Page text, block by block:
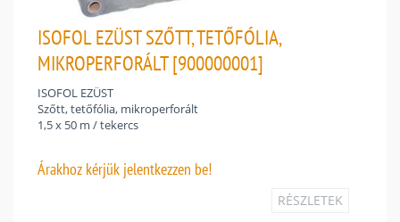
ISOFOL EZÜST SZŐTT, TETŐFÓLIA,
MIKROPERFORÁLT [900000001]
ISOFOL EZÜST
Szőtt, tetőfólia, mikroperforált
1,5 x 50 m / tekercs
Árakhoz kérjük jelentkezzen be!
RÉSZLETEK